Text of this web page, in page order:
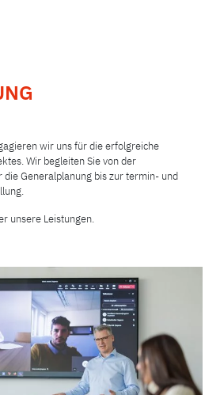
wir uns für die erfolgreiche
Wir begleiten Sie von der
die Generalplanung bis zur termin- und
unsere Leistungen.